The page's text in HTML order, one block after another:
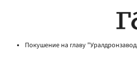
Покушение на главу